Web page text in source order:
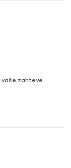
vaše zahteve.